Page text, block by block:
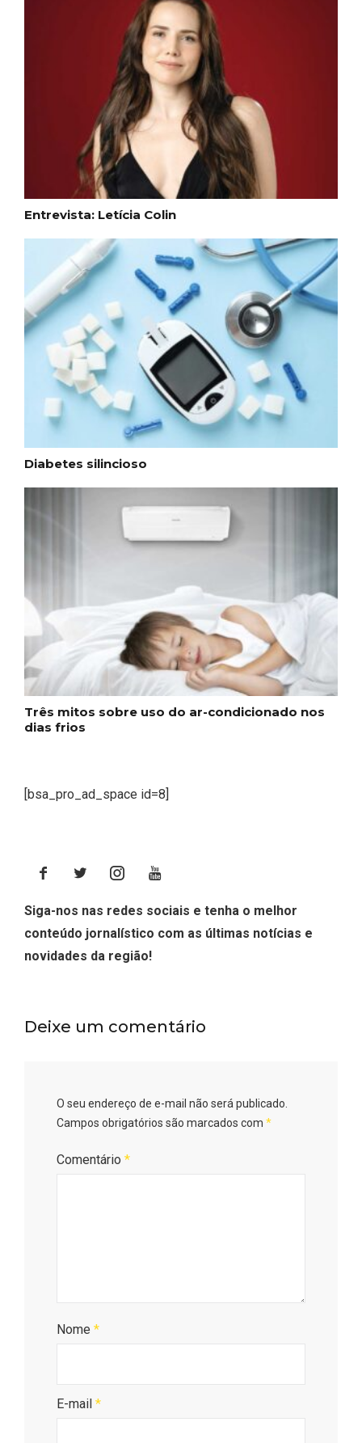
Entrevista: Letícia Colin
Diabetes silincioso
Três mitos sobre uso do ar-condicionado nos
dias frios
[bsa_pro_ad_space id=8]
Siga-nos nas redes sociais e tenha o melhor
conteúdo jornalístico com as últimas notícias e
novidades da região!
Deixe um comentário
O seu endereço de e-mail não será publicado.
Campos obrigatórios são marcados com *
Comentário *
Nome *
E-mail *